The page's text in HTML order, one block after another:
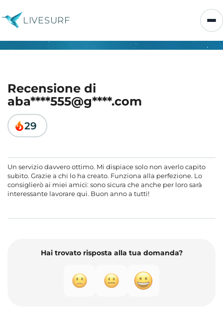
LIVESURF
Recensione di
aba****555@g****.com
29
Un servizio davvero ottimo. Mi dispiace solo non averlo capito
subito. Grazie a chi lo ha creato. Funziona alla perfezione. Lo
consiglierò ai miei amici: sono sicura che anche per loro sarà
interessante lavorare qui. Buon anno a tutti!
Hai trovato risposta alla tua domanda?